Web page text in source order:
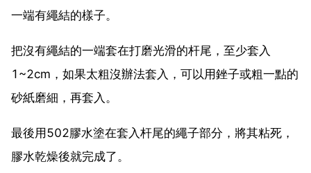
一端有繩結的樣子。
把沒有繩結的一端套在打磨光滑的杆尾，至少套入
1~2cm，如果太粗沒辦法套入，可以用銼子或粗一點的
砂紙磨細，再套入。
最後用502膠水塗在套入杆尾的繩子部分，將其粘死，
膠水乾燥後就完成了。